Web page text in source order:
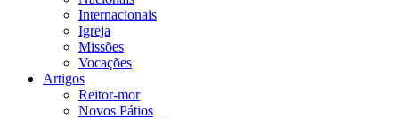
Internacionais
Igreja
Missões
Vocações
Artigos
Reitor-mor
Novos Pátios